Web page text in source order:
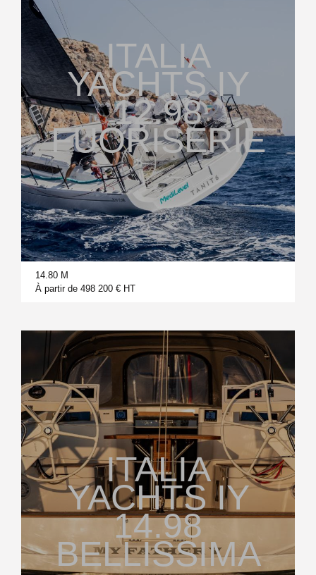
ITALIA
YACHTS IY
12.98
FUORISERIE
14.80 M
À partir de 498 200 € HT
ITALIA
YACHTS IY
14.98
BELLISSIMA